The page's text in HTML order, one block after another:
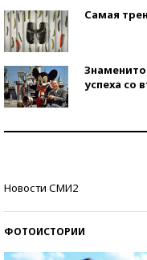
Самая
успеха со
Новости СМИ2
ФОТОИСТОРИИ